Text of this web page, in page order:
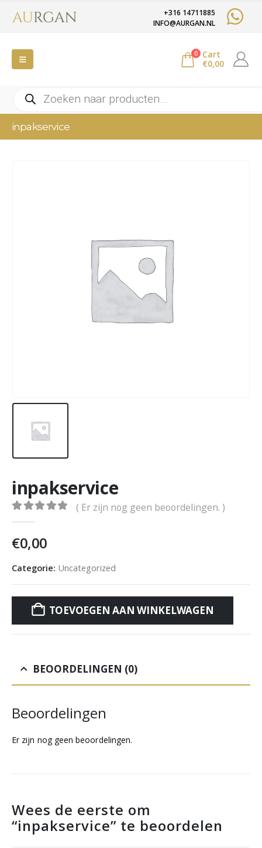
+316 14711885
INFO@AURGAN.NL
0
Cart
€0,00
Producten
zoeken
inpakservice
inpakservice
0out of 5
( Er zijn nog geen beoordelingen. )
€0,00
Categorie: Uncategorized
TOEVOEGEN AAN WINKELWAGEN
BEOORDELINGEN (0)
Beoordelingen
Er zijn nog geen beoordelingen.
Wees de eerste om
“inpakservice” te beoordelen